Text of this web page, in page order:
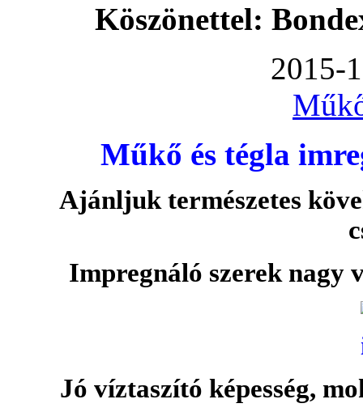
Köszönettel:
2015-
Műkő és tégla
Ajánljuk természetes
Impregnáló szerek
Jó víztaszító képesség,